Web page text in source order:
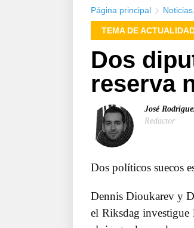
Página principal Noticias
TEMA DE
Dos
reserva
José
Redactor
Dos políticos suecos
Dennis Dioukarev y
el Riksdag investigue